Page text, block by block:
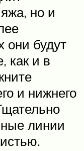
но и
они будут
как и в
и нижнего
линии